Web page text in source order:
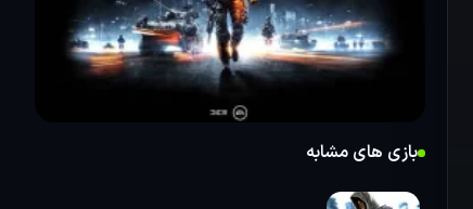
بازی های مشابه